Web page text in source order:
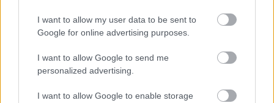
I want to allow my user data to be sent to
Google for online advertising purposes.
I want to allow Google to send me
personalized advertising.
I want to allow Google to enable storage